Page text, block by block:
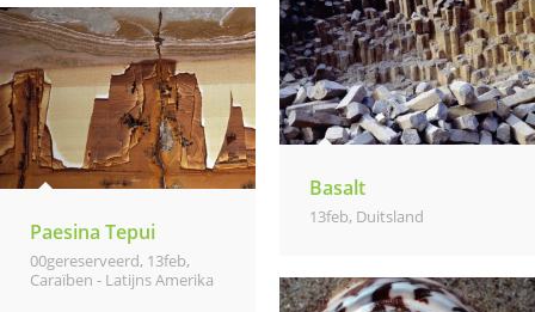
Basalt
13feb, Duitsland
Paesina Tepui
00gereserveerd, 13feb,
Caraïben - Latijns Amerika